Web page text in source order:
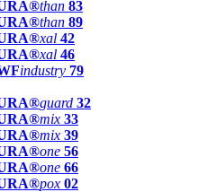
than 83
than 89
xal 42
xal 46
industry 79
guard 32
mix 33
mix 39
one 56
one 66
pox 02